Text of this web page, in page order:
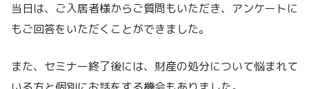
当日は、ご入居者様からご質問もいただき、アンケートに
もご回答をいただくことができました。
また、セミナー終了後には、財産の処分について悩まれて